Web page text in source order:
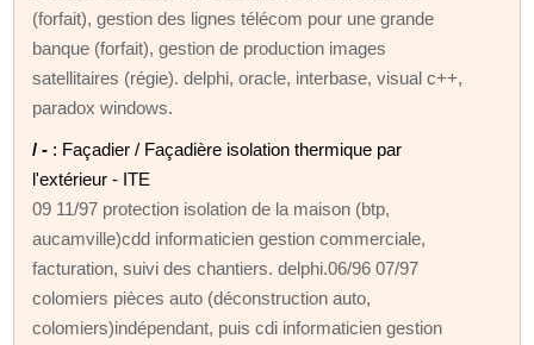
(forfait), gestion des lignes télécom pour une grande
banque (forfait), gestion de production images
satellitaires (régie). delphi, oracle, interbase, visual c++,
paradox windows.
/ - : Façadier / Façadière isolation thermique par
l'extérieur - ITE
09 11/97 protection isolation de la maison (btp,
aucamville)cdd informaticien gestion commerciale,
facturation, suivi des chantiers. delphi.06/96 07/97
colomiers pièces auto (déconstruction auto,
colomiers)indépendant, puis cdi informaticien gestion